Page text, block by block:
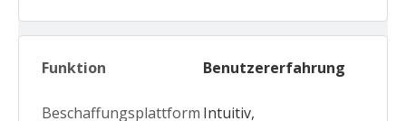
Benutzererfahrung
Intuitiv,